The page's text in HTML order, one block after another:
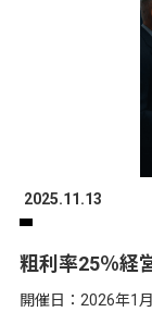
2025.11.13
粗利率25％経
開催日：2026年1